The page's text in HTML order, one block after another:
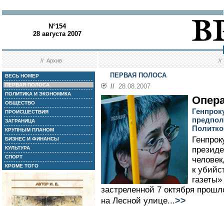
N°154
28 августа 2007
//Архив //
ВЕСЬ НОМЕР
ПЕРВАЯ ПОЛОСА
ПОЛИТИКА И ЭКОНОМИКА
ОБЩЕСТВО
ПРОИСШЕСТВИЯ
ЗАГРАНИЦА
КРУПНЫМ ПЛАНОМ
БИЗНЕС И ФИНАНСЫ
КУЛЬТУРА
СПОРТ
КРОМЕ ТОГО
ПЕРВАЯ ПОЛОСА
// 28.08.2007
к
застреленной 7 октября
на Лесной улице...>>